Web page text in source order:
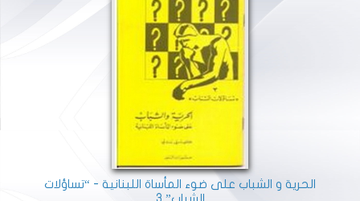
الحرية و الشباب على ضوء المأساة اللبنانية - “تساؤلات